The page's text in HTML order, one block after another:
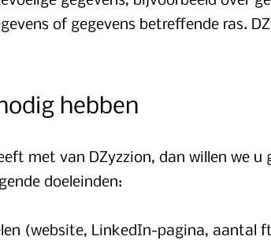
of gegevens betreffende ras.
hebben
met van DZyzzion, dan willen we u
doeleinden:
(website, LinkedIn-pagina, aantal